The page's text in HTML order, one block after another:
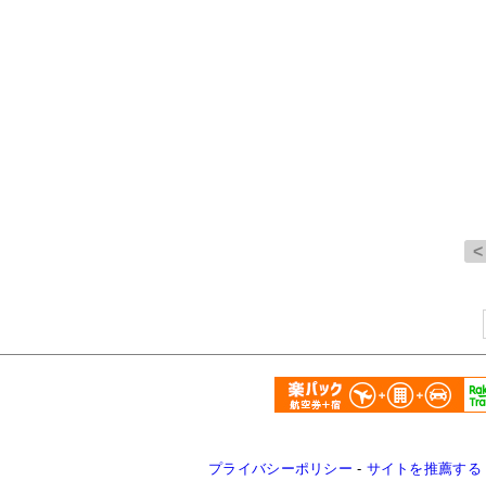
プライバシーポリシー - サイトを推薦する